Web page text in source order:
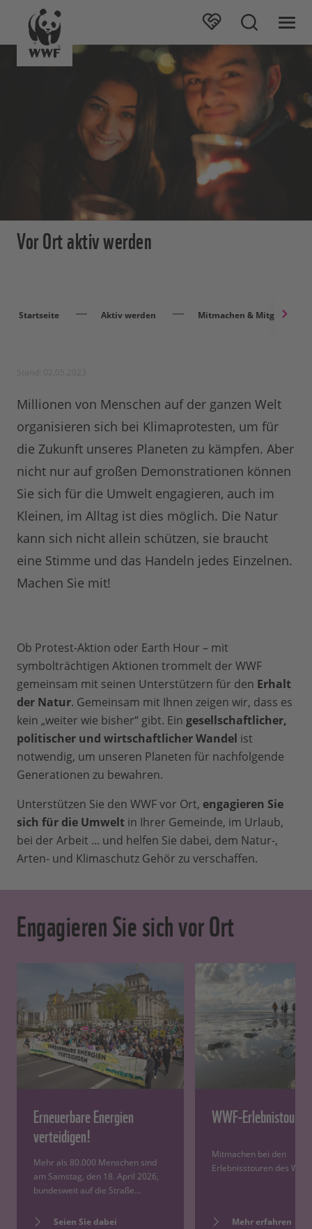
Vor Ort aktiv werden
Startseite Aktiv werden Mitmachen & Mitgestalten
Millionen von Menschen auf der ganzen Welt
organisieren sich bei Klimaprotesten, um für
die Zukunft unseres Planeten zu kämpfen. Aber
nicht nur auf großen Demonstrationen können
Sie sich für die Umwelt engagieren, auch im
Kleinen, im Alltag ist dies möglich. Die Natur
kann sich nicht allein schützen, sie braucht
eine Stimme und das Handeln jedes Einzelnen.
Machen Sie mit!
Ob Protest-Aktion oder Earth Hour – mit
symbolträchtigen Aktionen trommelt der WWF
gemeinsam mit seinen Unterstützern für den Erhalt
der Natur. Gemeinsam mit Ihnen zeigen wir, dass es
kein „weiter wie bisher“ gibt. Ein gesellschaftlicher,
politischer und wirtschaftlicher Wandel ist
notwendig, um unseren Planeten für nachfolgende
Generationen zu bewahren.
Unterstützen Sie den WWF vor Ort, engagieren Sie
sich für die Umwelt in Ihrer Gemeinde, im Urlaub,
bei der Arbeit ... und helfen Sie dabei, dem Natur-,
Arten- und Klimaschutz Gehör zu verschaffen.
Engagieren Sie sich vor Ort
Erneuerbare Energien
verteidigen!
Mehr als 80.000 Menschen sind
am Samstag, den 18. April 2026,
bundesweit auf die Straße…
Seien Sie dabei
WWF-Erlebnistouren
Mitmachen bei den
Erlebnisstouren des WWF.
Mehr erfahren